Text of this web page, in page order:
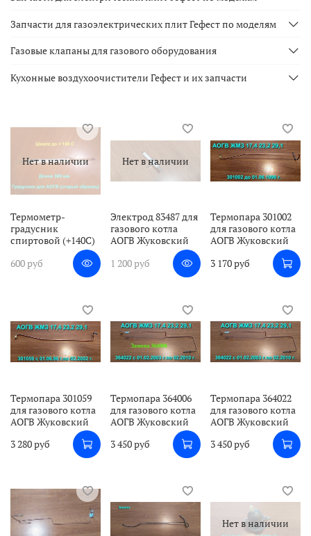
Нет в наличии
Термометр-
градусник
спиртовой (+140С)
600 руб
Нет в наличии
Электрод 83487 для
газового котла
АОГВ Жуковский
1 200 руб
Термопара 301002
для газового котла
АОГВ Жуковский
3 170 руб
Термопара 301059
для газового котла
АОГВ Жуковский
3 280 руб
Термопара 364006
для газового котла
АОГВ Жуковский
3 450 руб
Термопара 364022
для газового котла
АОГВ Жуковский
3 450 руб
Нет в наличии
Запчасти для газоэлектрических плит Гефест по моделям
Газовые клапаны для газового оборудования
Кухонные воздухоочистители Гефест и их запчасти